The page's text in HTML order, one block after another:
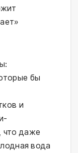
бы
и
что даже
вода